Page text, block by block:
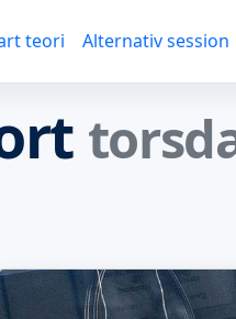
teori Alternativ session